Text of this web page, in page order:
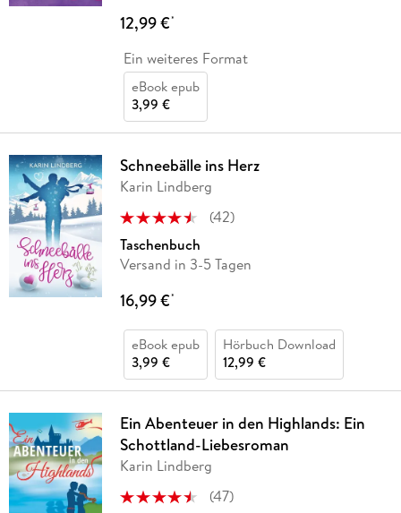
12,99 €*
Ein weiteres Format
eBook epub
3,99 €
Schneebälle ins Herz
Karin Lindberg
(42)
Taschenbuch
Versand in 3-5 Tagen
16,99 €*
eBook epub
3,99 €
Hörbuch Download
12,99 €
Ein Abenteuer in den Highlands: Ein
Schottland-Liebesroman
Karin Lindberg
(47)